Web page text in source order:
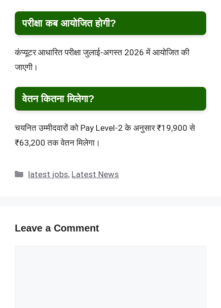
परीक्षा कब आयोजित होगी?
कंप्यूटर आधारित परीक्षा जुलाई-अगस्त 2026 में आयोजित की
जाएगी।
वेतन कितना मिलेगा?
चयनित उम्मीदवारों को Pay Level-2 के अनुसार ₹19,900 से
₹63,200 तक वेतन मिलेगा।
Categories
latest jobs, Latest News
Leave a Comment